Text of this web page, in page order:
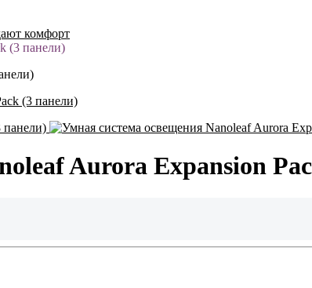
комфорт
(3 панели)
Aurora Expansion